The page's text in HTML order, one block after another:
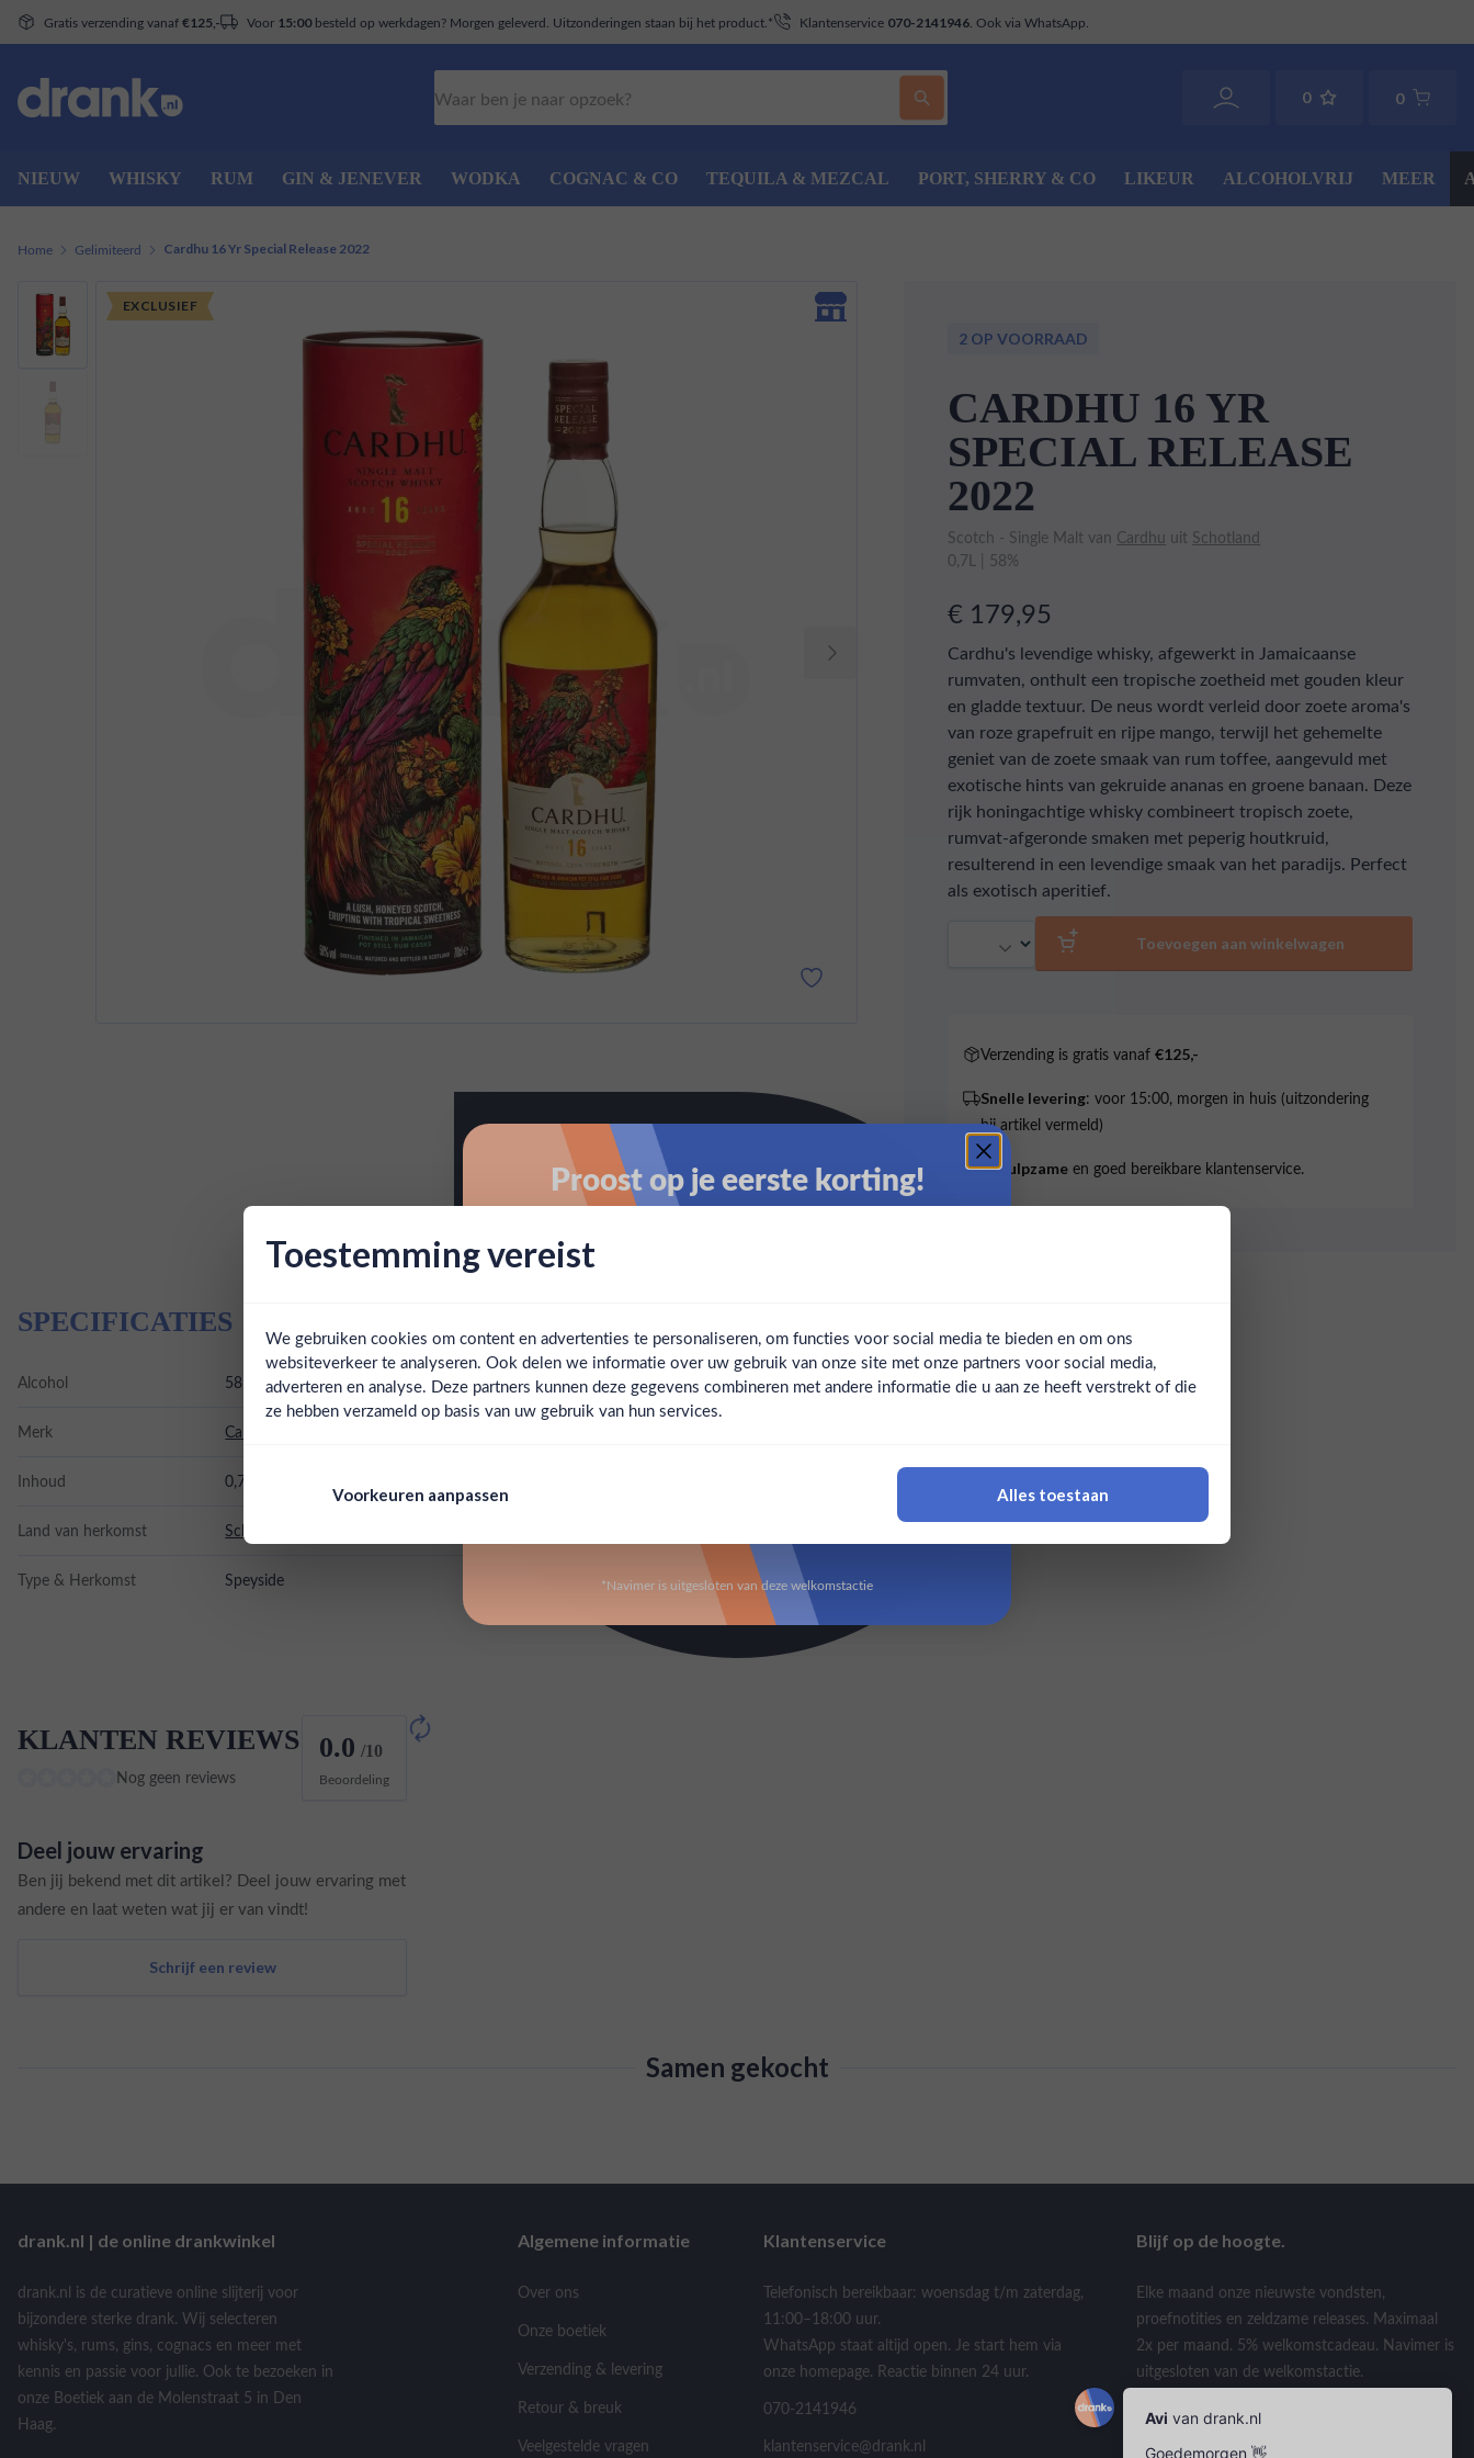
Gratis verzending vanaf €125,- Voor 15:00besteld op werkdagen? Morgen geleverd. Uitzonderingen staan bij het product.* Klantenservice 070-2141946 . Ook via WhatsApp.
0 0
NIEUW WHISKY RUM GIN & JENEVER WODKA COGNAC & CO TEQUILA & MEZCAL PORT, SHERRY & CO LIKEUR ALCOHOLVRIJ MEER
Ben jij 18 jaar of ouder?
Home Gelimiteerd Cardhu 16 Yr Special Release 2022
EXCLUSIEF
EXCLUSIEF
2 OP VOORRAAD
CARDHU 16 YR
SPECIAL RELEASE
2022
Scotch - Single Malt van Cardhu uit Schotland
0,7L | 58%
€ 179,95
Cardhu's levendige whisky, afgewerkt in Jamaicaanse
rumvaten, onthult een tropische zoetheid met gouden kleur
en gladde textuur. De neus wordt verleid door zoete aroma's
van roze grapefruit en rijpe mango, terwijl het gehemelte
geniet van de zoete smaak van rum toffee, aangevuld met
exotische hints van gekruide ananas en groene banaan. Deze
rijk honingachtige whisky combineert tropisch zoete,
rumvat-afgeronde smaken met peperig houtkruid,
resulterend in een levendige smaak van het paradijs. Perfect
als exotisch aperitief.
Toevoegen aan winkelwagen
Verzending is gratis vanaf€125,-
Snelle levering: voor 15:00, morgen in huis (uitzondering
bij artikel vermeld)
Behulpzame en goed bereikbare klantenservice.
SPECIFICATIES
Alcohol 58.00%
Merk Cardhu
Inhoud 0,7L
Land van herkomst Schotland
Type & Herkomst Speyside
KLANTEN REVIEWS
Nog geen reviews
0.0 /10
Beoordeling
Deel jouw ervaring
Ben jij bekend met dit artikel? Deel jouw ervaring met
andere en laat weten wat jij er van vindt!
Schrijf een review
Samen gekocht
drank.nl | de online drankwinkel
drank.nl is de curatieve online slijterij voor
bijzondere sterke drank. Wij selecteren
whisky's, rums, gins, cognacs en meer met
kennis en passie voor jullie. Ook te bezoeken in
onze Boetiek aan de Molenstraat 5 in Den
Haag.
Algemene informatie
Over ons
Onze boetiek
Verzending & levering
Retour & breuk
Veelgestelde vragen
Klantenservice
Telefonisch bereikbaar: woensdag t/m zaterdag,
11:00–18:00 uur.
WhatsApp staat altijd open. Je start hem via
onze homepage. Reactie binnen 24 uur.
070-2141946
klantenservice@drank.nl
Blijf op de hoogte.
Elke maand onze nieuwste vondsten,
proefnotities en zeldzame releases. Maximaal
2x per maand. 5% welkomstcadeau. Navimer is
uitgesloten van de welkomstactie.
Toestemming vereist
We gebruiken cookies om content en advertenties te personaliseren, om functies voor social media te bieden en om ons
websiteverkeer te analyseren. Ook delen we informatie over uw gebruik van onze site met onze partners voor social media,
adverteren en analyse. Deze partners kunnen deze gegevens combineren met andere informatie die u aan ze heeft verstrekt of die
ze hebben verzameld op basis van uw gebruik van hun services.
Voorkeuren aanpassen Alles toestaan
Proost op je eerste korting!
Claim mijn korting
*Navimer is uitgesloten van deze welkomstactie